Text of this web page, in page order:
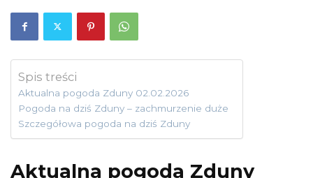
Spis treści
Aktualna pogoda Zduny 02.02.2026
Pogoda na dziś Zduny – zachmurzenie duże
Szczegółowa pogoda na dziś Zduny
Aktualna pogoda Zduny